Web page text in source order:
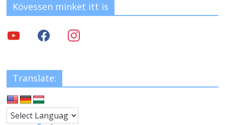
Kövessen minket itt is
Translate: